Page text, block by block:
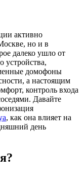
активно
но и в
далеко ушло от
устройства,
домофоны
а настоящим
контроль входа
Давайте
, как она влияет на
день